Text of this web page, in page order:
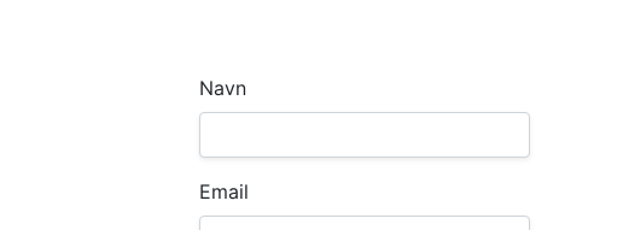
Navn
Email